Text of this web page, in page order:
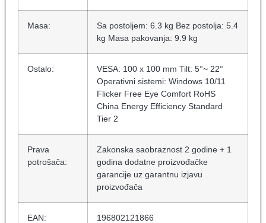
Masa:
Sa postoljem: 6.3 kg Bez postolja: 5.4
kg Masa pakovanja: 9.9 kg
Ostalo:
VESA: 100 x 100 mm Tilt: 5°~ 22°
Operativni sistemi: Windows 10/11
Flicker Free Eye Comfort RoHS
China Energy Efficiency Standard
Tier 2
Prava
potrošača:
Zakonska saobraznost 2 godine + 1
godina dodatne proizvođačke
garancije uz garantnu izjavu
proizvođača
EAN: 196802121866